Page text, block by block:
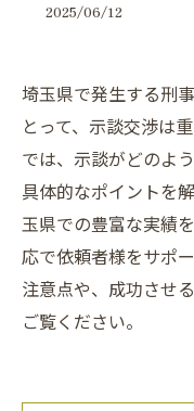
2025/06/12
埼玉県で発生する刑
とって、示談交渉は
では、示談がどのよ
具体的なポイントを
玉県での豊富な実績
応で依頼者様をサポ
注意点や、成功させ
ご覧ください。